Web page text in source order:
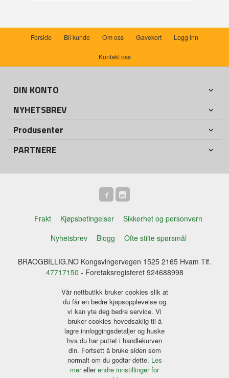
Forside Bli kunde Om oss Gavekort Logg inn
Kontakt oss
DIN KONTO
NYHETSBREV
Produsenter
PARTNERE
Frakt Kjøpsbetingelser
Sikkerhet og personvern
Nyhetsbrev
Blogg Ofte stilte spørsmål
BRAOGBILLIG.NO Kongsvingervegen 1525 2165 Hvam Tlf.
47717150 - Foretaksregisteret 924688998
Vår nettbutikk bruker cookies slik at
du får en bedre kjøpsopplevelse og
vi kan yte deg bedre service. Vi
bruker cookies hovedsaklig til å
lagre innloggingsdetaljer og huske
hva du har puttet i handlekurven
din. Fortsett å bruke siden som
normalt om du godtar dette. Les
merellerendre innstillinger for